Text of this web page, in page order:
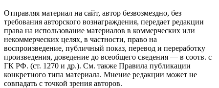
Отправляя материал на сайт, автор безвозмездно, без
требования авторского вознаграждения, передает редакции
права на использование материалов в коммерческих или
некоммерческих целях, в частности, право на
воспроизведение, публичный показ, перевод и переработку
произведения, доведение до всеобщего сведения — в соотв. с
ГК РФ. (ст. 1270 и др.). См. также Правила публикации
конкретного типа материала. Мнение редакции может не
совпадать с точкой зрения авторов.